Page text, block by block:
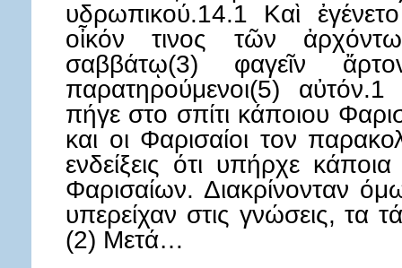
υδρωπικού.14.1 Καὶ
οἶκόν τινος τῶν
σαββάτῳ(3) φαγεῖν
παρατηρούμενοι(5)
πήγε στο σπίτι κάποιου
και οι Φαρισαίοι τον
ενδείξεις ότι υπήρχε
Φαρισαίων. Διακρίνονταν
υπερείχαν στις γνώσεις, τα
(2) Μετά…